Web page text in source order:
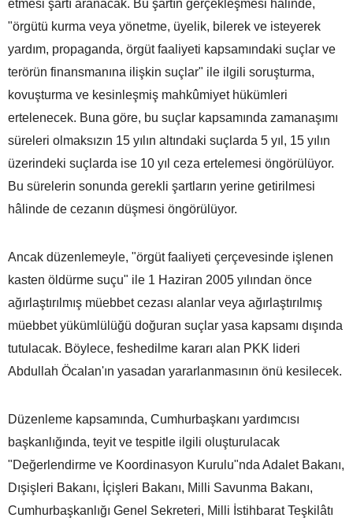
etmesi şartı aranacak. Bu şartın gerçekleşmesi halinde,
"örgütü kurma veya yönetme, üyelik, bilerek ve isteyerek
yardım, propaganda, örgüt faaliyeti kapsamındaki suçlar ve
terörün finansmanına ilişkin suçlar" ile ilgili soruşturma,
kovuşturma ve kesinleşmiş mahkûmiyet hükümleri
ertelenecek. Buna göre, bu suçlar kapsamında zamanaşımı
süreleri olmaksızın 15 yılın altındaki suçlarda 5 yıl, 15 yılın
üzerindeki suçlarda ise 10 yıl ceza ertelemesi öngörülüyor.
Bu sürelerin sonunda gerekli şartların yerine getirilmesi
hâlinde de cezanın düşmesi öngörülüyor.
Ancak düzenlemeyle, "örgüt faaliyeti çerçevesinde işlenen
kasten öldürme suçu" ile 1 Haziran 2005 yılından önce
ağırlaştırılmış müebbet cezası alanlar veya ağırlaştırılmış
müebbet yükümlülüğü doğuran suçlar yasa kapsamı dışında
tutulacak. Böylece, feshedilme kararı alan PKK lideri
Abdullah Öcalan'ın yasadan yararlanmasının önü kesilecek.
Düzenleme kapsamında, Cumhurbaşkanı yardımcısı
başkanlığında, teyit ve tespitle ilgili oluşturulacak
"Değerlendirme ve Koordinasyon Kurulu"nda Adalet Bakanı,
Dışişleri Bakanı, İçişleri Bakanı, Milli Savunma Bakanı,
Cumhurbaşkanlığı Genel Sekreteri, Milli İstihbarat Teşkilâtı